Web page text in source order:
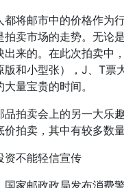
邮市中的价格作为行
拍卖市场的走势。无论
出来的。在此次拍卖中
版和小型张），J、T票
量宝贵的时间。
卖会上的另一大乐趣
价拍卖，其中有较多数
不能轻信宣传
邮政政局发布消费警